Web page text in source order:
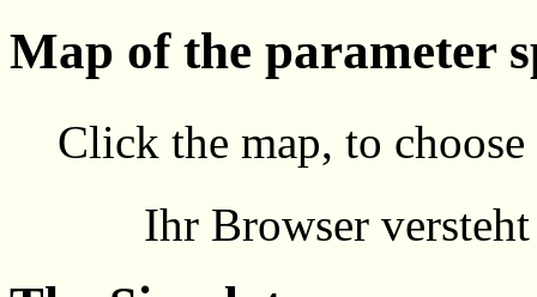
Map of the parameter
Click the map, to choose
Ihr Browser